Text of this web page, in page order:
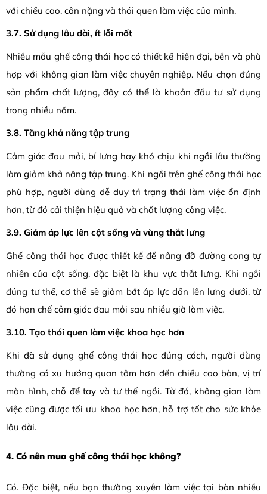
với chiều cao, cân nặng và thói quen làm việc của mình.
3.7. Sử dụng lâu dài, ít lỗi mốt
Nhiều mẫu ghế công thái học có thiết kế hiện đại, bền và phù
hợp với không gian làm việc chuyên nghiệp. Nếu chọn đúng
sản phẩm chất lượng, đây có thể là khoản đầu tư sử dụng
trong nhiều năm.
3.8. Tăng khả năng tập trung
Cảm giác đau mỏi, bí lưng hay khó chịu khi ngồi lâu thường
làm giảm khả năng tập trung. Khi ngồi trên ghế công thái học
phù hợp, người dùng dễ duy trì trạng thái làm việc ổn định
hơn, từ đó cải thiện hiệu quả và chất lượng công việc.
3.9. Giảm áp lực lên cột sống và vùng thắt lưng
Ghế công thái học được thiết kế để nâng đỡ đường cong tự
nhiên của cột sống, đặc biệt là khu vực thắt lưng. Khi ngồi
đúng tư thế, cơ thể sẽ giảm bớt áp lực dồn lên lưng dưới, từ
đó hạn chế cảm giác đau mỏi sau nhiều giờ làm việc.
3.10. Tạo thói quen làm việc khoa học hơn
Khi đã sử dụng ghế công thái học đúng cách, người dùng
thường có xu hướng quan tâm hơn đến chiều cao bàn, vị trí
màn hình, chỗ để tay và tư thế ngồi. Từ đó, không gian làm
việc cũng được tối ưu khoa học hơn, hỗ trợ tốt cho sức khỏe
lâu dài.
4. Có nên mua ghế công thái học không?
Có. Đặc biệt, nếu bạn thường xuyên làm việc tại bàn nhiều